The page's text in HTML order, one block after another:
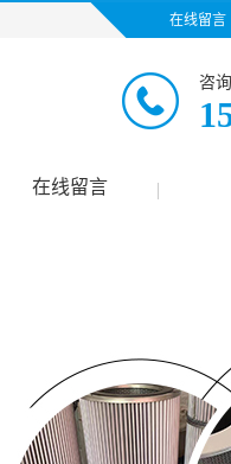
在线留言
咨
在线留言